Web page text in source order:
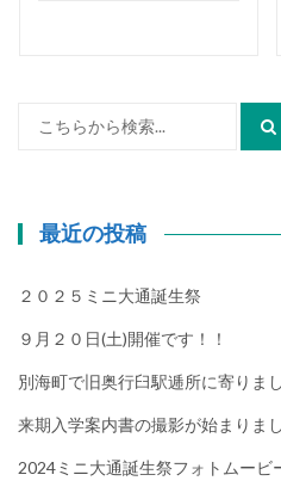
最近の投稿
２０２５ミニ大通誕生祭
９月２０日(土)開催です！！
別海町で旧奥行臼駅逓所に寄りまし
来期入学案内書の撮影が始まりま
2024ミニ大通誕生祭フォトムービ